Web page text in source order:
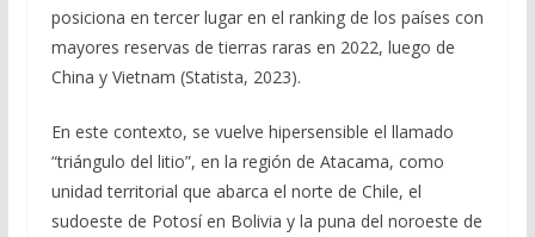
posiciona en tercer lugar en el ranking de los países con
mayores reservas de tierras raras en 2022, luego de
China y Vietnam (Statista, 2023).
En este contexto, se vuelve hipersensible el llamado
“triángulo del litio”, en la región de Atacama, como
unidad territorial que abarca el norte de Chile, el
sudoeste de Potosí en Bolivia y la puna del noroeste de